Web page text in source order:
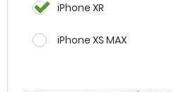
iPhone XR
iPhone XS MAX